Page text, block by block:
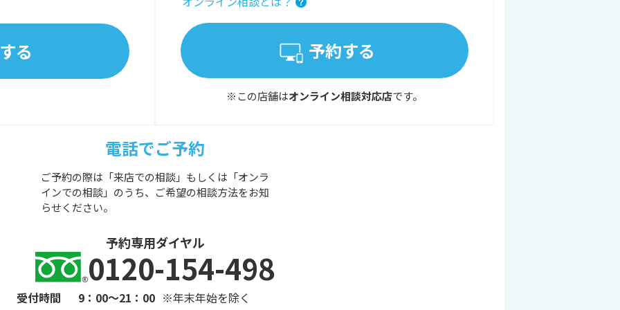
る 予約する
※この店舗はオンライン相談対応店です。
電話でご予約
ご予約の際は「来店での相談」もしくは「オンラ
インでの相談」のうち、ご希望の相談方法をお知
らせください。
予約専用ダイヤル
0120-154-498
受付時間 9：00～21：00 ※年末年始を除く